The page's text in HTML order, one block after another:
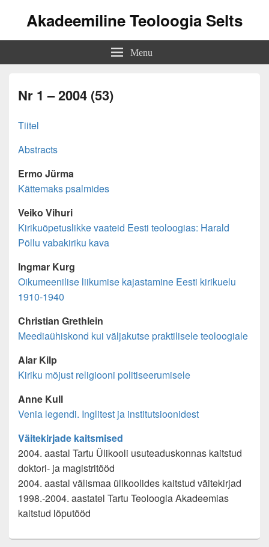
Akadeemiline Teoloogia Selts
Menu
Nr 1 – 2004 (53)
Tiitel
Abstracts
Ermo Jürma
Kättemaks psalmides
Veiko Vihuri
Kirikuõpetuslikke vaateid Eesti teoloogias: Harald
Põllu vabakiriku kava
Ingmar Kurg
Oikumeenilise liikumise kajastamine Eesti kirikuelu
1910-1940
Christian Grethlein
Meediaühiskond kui väljakutse praktilisele teoloogiale
Alar Kilp
Kiriku mõjust religiooni politiseerumisele
Anne Kull
Venia legendi. Inglitest ja institutsioonidest
Väitekirjade kaitsmised
2004. aastal Tartu Ülikooli usuteaduskonnas kaitstud
doktori- ja magistritööd
2004. aastal välismaa ülikoolides kaitstud väitekirjad
1998.-2004. aastatel Tartu Teoloogia Akadeemias
kaitstud lõputööd